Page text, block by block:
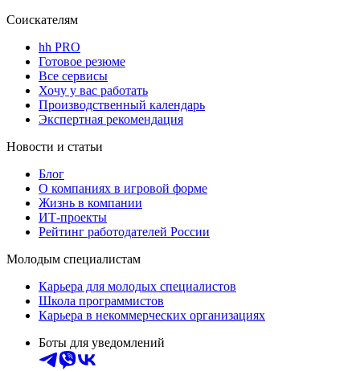
Соискателям
hh PRO
Готовое резюме
Все сервисы
Хочу у вас работать
Производственный календарь
Экспертная рекомендация
Новости и статьи
Блог
О компаниях в игровой форме
Жизнь в компании
ИТ-проекты
Рейтинг работодателей России
Молодым специалистам
Карьера для молодых специалистов
Школа программистов
Карьера в некоммерческих организациях
Боты для уведомлений